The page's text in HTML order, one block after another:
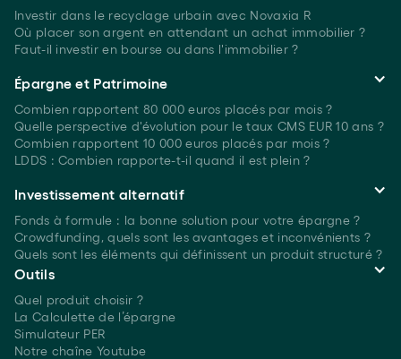
Investir dans le recyclage urbain avec Novaxia R
Où placer son argent en attendant un achat immobilier ?
Faut-il investir en bourse ou dans l'immobilier ?
Épargne et Patrimoine
Combien rapportent 80 000 euros placés par mois ?
Quelle perspective d'évolution pour le taux CMS EUR 10 ans ?
Combien rapportent 10 000 euros placés par mois ?
LDDS : Combien rapporte-t-il quand il est plein ?
Investissement alternatif
Fonds à formule : la bonne solution pour votre épargne ?
Crowdfunding, quels sont les avantages et inconvénients ?
Quels sont les éléments qui définissent un produit structuré ?
Outils
Quel produit choisir ?
La Calculette de l’épargne
Simulateur PER
Notre chaîne Youtube